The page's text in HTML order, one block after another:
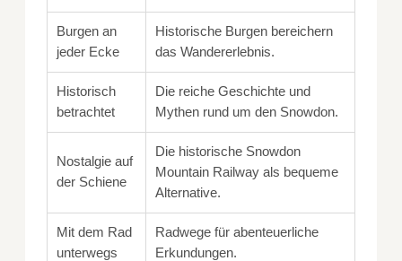
Burgen an
jeder Ecke
Historische Burgen bereichern
das Wandererlebnis.
Historisch
betrachtet
Die reiche Geschichte und
Mythen rund um den Snowdon.
Nostalgie auf
der Schiene
Die historische Snowdon
Mountain Railway als bequeme
Alternative.
Mit dem Rad
unterwegs
Radwege für abenteuerliche
Erkundungen.